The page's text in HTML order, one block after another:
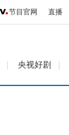
节目官网 直播
央视好剧